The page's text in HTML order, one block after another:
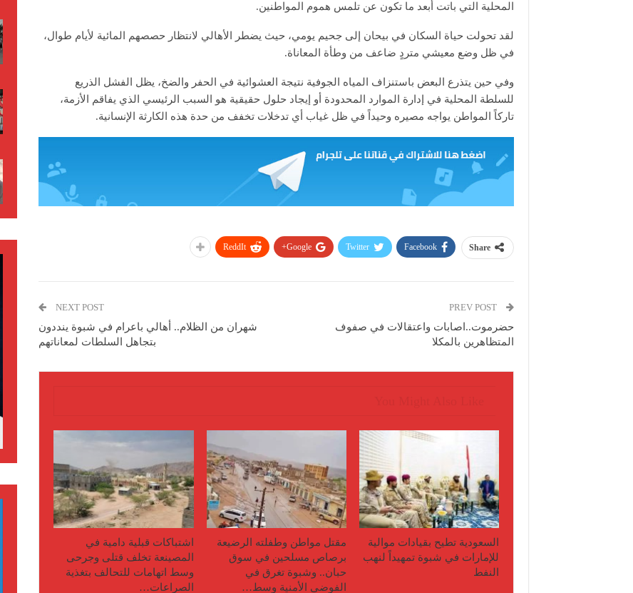
المحلية التي باتت أبعد ما تكون عن تلمس هموم المواطنين.
لقد تحولت حياة السكان في بيحان إلى جحيم يومي، حيث يضطر الأهالي لانتظار حصصهم المائية لأيام طوال،
في ظل وضع معيشي متردٍ ضاعف من وطأة المعاناة.
وفي حين يتذرع البعض باستنزاف المياه الجوفية نتيجة العشوائية في الحفر والضخ، يظل الفشل الذريع
للسلطة المحلية في إدارة الموارد المحدودة أو إيجاد حلول حقيقية هو السبب الرئيسي الذي يفاقم الأزمة،
تاركاً المواطن يواجه مصيره وحيداً في ظل غياب أي تدخلات تخفف من حدة هذه الكارثة الإنسانية.
Share
Facebook
Twitter
Google+
ReddIt
حضرموت..اصابات واعتقالات في صفوف
المتظاهرين بالمكلا
NEXT POST
شهران من الظلام.. أهالي باعرام في شبوة ينددون
بتجاهل السلطات لمعاناتهم
السعودية تطيح بقيادات موالية
للإمارات في شبوة تمهيداً لنهب
النفط
مقتل مواطن وطفلته الرضيعة
برصاص مسلحين في سوق
حبان.. وشبوة تغرق في
الفوضى الأمنية وسط…
اشتباكات قبلية دامية في
المصينعة تخلف قتلى وجرحى
وسط اتهامات للتحالف بتغذية
الصراعات…